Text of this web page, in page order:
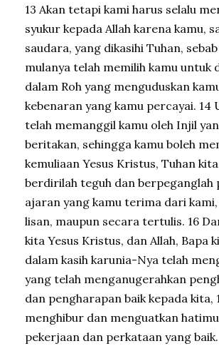
13 Akan tetapi kami harus selalu
syukur kepada Allah karena kamu,
saudara, yang dikasihi Tuhan,
mulanya telah memilih kamu untuk
dalam Roh yang menguduskan
kebenaran yang kamu percayai. 14
telah memanggil kamu oleh Injil
beritakan, sehingga kamu boleh
kemuliaan Yesus Kristus, Tuhan
berdirilah teguh dan berpeganglah
ajaran yang kamu terima dari
lisan, maupun secara tertulis. 16
kita Yesus Kristus, dan Allah, Bapa
dalam kasih karunia-Nya telah
yang telah menganugerahkan
dan pengharapan baik kepada kita,
menghibur dan menguatkan
pekerjaan dan perkataan yang baik.